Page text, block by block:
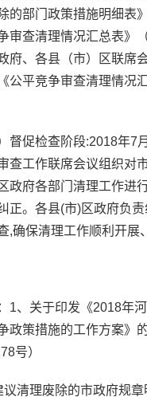
的部门政策措施明细表
审查清理情况汇总表》
府、各县（市）区联席
公平竞争审查清理情况
）督促检查阶段:2018年7
查工作联席会议组织对
政府各部门清理工作进
正。各县(市)区政府负
,确保清理工作顺利开展
1、关于印发《2018年
政策措施的工作方案》
号）
议清理废除的市政府规章